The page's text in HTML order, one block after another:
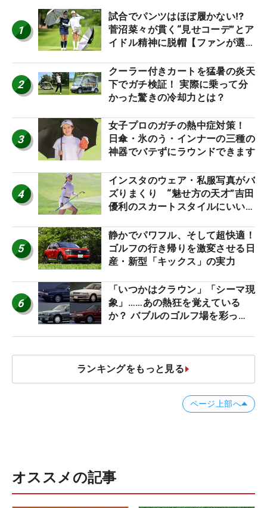
1
試合でパンツはほぼ履かない⁉
菅沼菜々が貫く“見せコーデ”とア
イドル精神に脱帽【ファンが選ぶ
2
クーラー付きカートを猛暑の炎天
下でガチ検証！ 実際に乗って分
かった驚きの冷却力とは？
3
女子プロのガチの熱中症対策！
日傘・氷のう・インナーの三種の
神器でバテずにラウンドできます
4
インスタのウェア・私服写真がバ
ズりまくり “魅せ方の天才”吉田
優利のスカートスタイルにいい
5
静かでパワフル、そして超快適！
ゴルフの行き帰りを激変させる日
産・新型「キックス」の実力
6
「いつかはクラウン」「シーマ現
象」……あの熱狂を覚えている
か？ バブルのゴルフ場を彩った
ランキングをもっと見る
ページ上部へ
オススメの記事